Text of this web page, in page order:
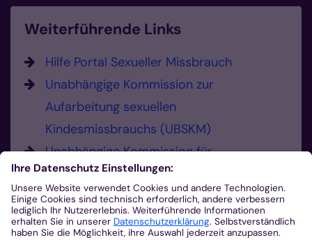
Weiterführende Links
Hilfe Portal Sexueller Missbrauch
Unabhängige Kommission zur
Aufarbeitung sexuellen
Kindesmissbrauchs (UBSKM)
Unabhängige Kommission für
Anerkennungsleistungen (UKA)